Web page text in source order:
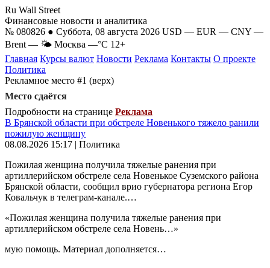
Ru Wall Street
Финансовые новости и аналитика
№ 080826 ● Суббота, 08 августа 2026 USD — EUR — CNY —
Brent — 🌤 Москва —°C 12+
Главная Курсы валют Новости Реклама Контакты О проекте
Политика
Рекламное место #1 (верх)
Место сдаётся
Подробности на странице Реклама
В Брянской области при обстреле Новенького тяжело ранили
пожилую женщину
08.08.2026 15:17 | Политика
Пожилая женщина получила тяжелые ранения при
артиллерийском обстреле села Новенькое Суземского района
Брянской области, сообщил врио губернатора региона Егор
Ковальчук в телеграм-канале.…
«Пожилая женщина получила тяжелые ранения при
артиллерийском обстреле села Новень…»
мую помощь. Материал дополняется…